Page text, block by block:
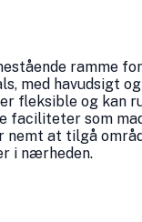
ramme
med havudsigt
fleksible og kan
faciliteter som
nemt at tilgå
i nærheden.